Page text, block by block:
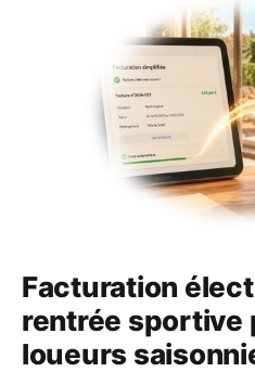
Facturation
rentrée sportive
loueurs